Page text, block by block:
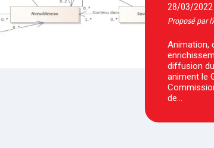
28/03/2022
Proposé par
Animation,
diffusion
animent le
de…